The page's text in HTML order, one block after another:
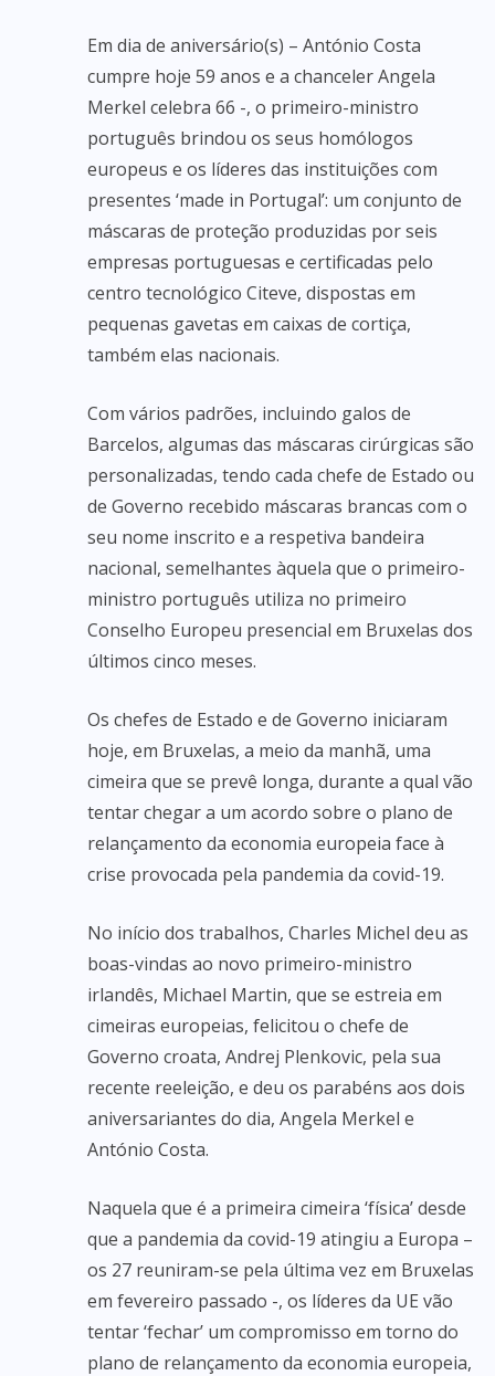
Em dia de aniversário(s) – António Costa
cumpre hoje 59 anos e a chanceler Angela
Merkel celebra 66 -, o primeiro-ministro
português brindou os seus homólogos
europeus e os líderes das instituições com
presentes ‘made in Portugal’: um conjunto de
máscaras de proteção produzidas por seis
empresas portuguesas e certificadas pelo
centro tecnológico Citeve, dispostas em
pequenas gavetas em caixas de cortiça,
também elas nacionais.
Com vários padrões, incluindo galos de
Barcelos, algumas das máscaras cirúrgicas são
personalizadas, tendo cada chefe de Estado ou
de Governo recebido máscaras brancas com o
seu nome inscrito e a respetiva bandeira
nacional, semelhantes àquela que o primeiro-
ministro português utiliza no primeiro
Conselho Europeu presencial em Bruxelas dos
últimos cinco meses.
Os chefes de Estado e de Governo iniciaram
hoje, em Bruxelas, a meio da manhã, uma
cimeira que se prevê longa, durante a qual vão
tentar chegar a um acordo sobre o plano de
relançamento da economia europeia face à
crise provocada pela pandemia da covid-19.
No início dos trabalhos, Charles Michel deu as
boas-vindas ao novo primeiro-ministro
irlandês, Michael Martin, que se estreia em
cimeiras europeias, felicitou o chefe de
Governo croata, Andrej Plenkovic, pela sua
recente reeleição, e deu os parabéns aos dois
aniversariantes do dia, Angela Merkel e
António Costa.
Naquela que é a primeira cimeira ‘física’ desde
que a pandemia da covid-19 atingiu a Europa –
os 27 reuniram-se pela última vez em Bruxelas
em fevereiro passado -, os líderes da UE vão
tentar ‘fechar’ um compromisso em torno do
plano de relançamento da economia europeia,